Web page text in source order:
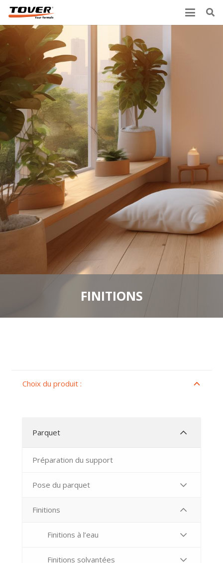
FINITIONS
Choix du produit :
Parquet
Préparation du support
Pose du parquet
Finitions
Finitions à l’eau
Finitions solvantées